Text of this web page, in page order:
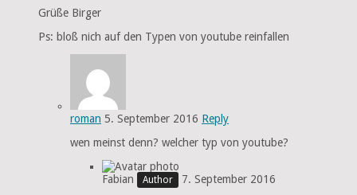
Grüße Birger
Ps: bloß nich auf den Typen von youtube reinfallen
roman 5. September 2016 Reply
wen meinst denn? welcher typ von youtube?
Fabian
7. September 2016